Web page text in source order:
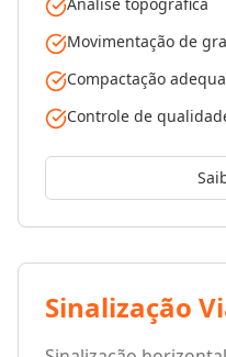
Movimentação de
Compactação
Controle de
Sinalização